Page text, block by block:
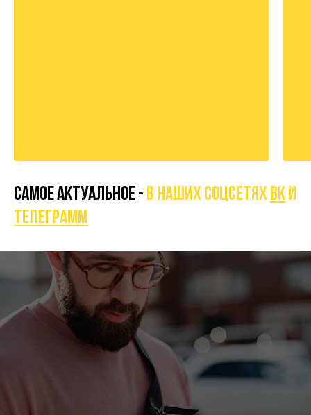
САМОЕ АКТУАЛЬНОЕ - В НАШИХ СОЦСЕТЯХвкИ
телеграмм